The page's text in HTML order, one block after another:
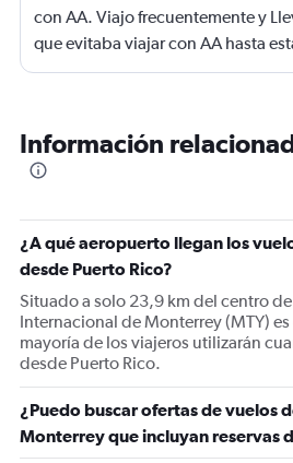
con AA. Viajo frecuentemente y
que evitaba viajar con AA hasta
tenía otra opción razonable y para
reembolsaron lo que reclamé y ni
delicadeza de decirme porque no
aunque tenga que pagar mas.
Información
¿A qué aeropuerto llegan los
desde Puerto Rico?
Situado a solo 23,9 km del centro
Internacional de Monterrey (MTY)
mayoría de los viajeros utilizarán
desde Puerto Rico.
¿Puedo buscar ofertas de vuelos
Monterrey que incluyan reservas